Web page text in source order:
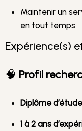
Maintenir un
en tout temps
Expérience(s)
🧠 Profil
Diplôme
1 à 2 ans